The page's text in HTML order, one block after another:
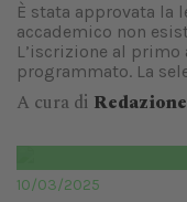
È stata approvata la
accademico non
L’iscrizione al
programmato. La
A cura di
10/03/2025